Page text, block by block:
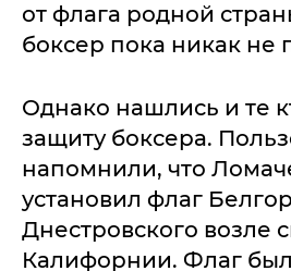
от флага родной
боксер пока никак не
Однако нашлись и те
защиту боксера.
напомнили, что
установил флаг
Днестровского возле
Калифорнии. Флаг